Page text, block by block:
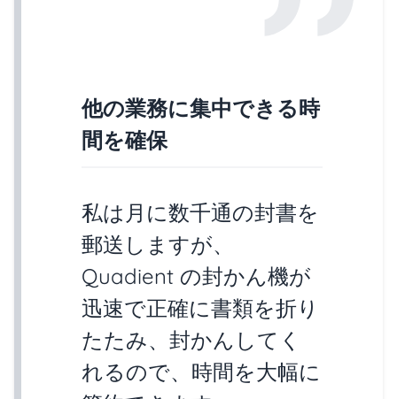
他の業務に集中できる時
間を確保
私は月に数千通の封書を
郵送しますが、
Quadient の封かん機が
迅速で正確に書類を折り
たたみ、封かんしてく
れるので、時間を大幅に